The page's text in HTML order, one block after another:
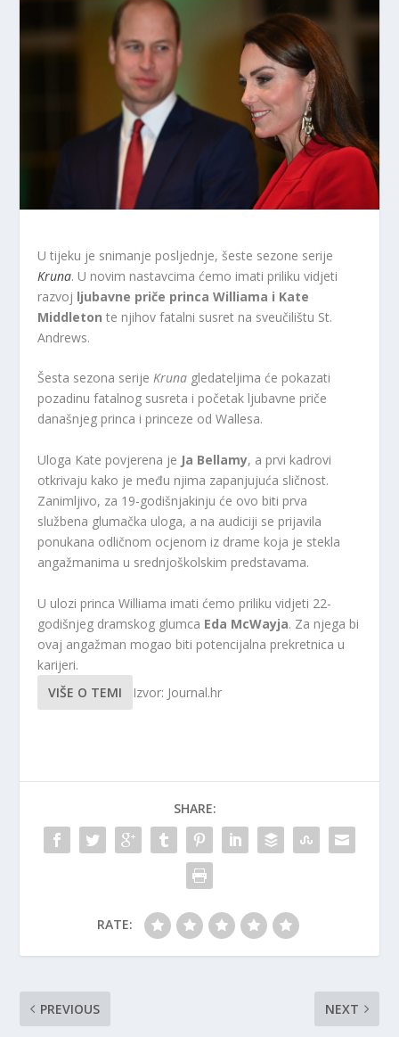
U tijeku je snimanje posljednje, šeste sezone serije
Kruna. U novim nastavcima ćemo imati priliku vidjeti
razvoj ljubavne priče princa Williama i Kate
Middleton te njihov fatalni susret na sveučilištu St.
Andrews.
Šesta sezona serije Kruna gledateljima će pokazati
pozadinu fatalnog susreta i početak ljubavne priče
današnjeg princa i princeze od Wallesa.
Uloga Kate povjerena je Ja Bellamy, a prvi kadrovi
otkrivaju kako je među njima zapanjujuća sličnost.
Zanimljivo, za 19-godišnjakinju će ovo biti prva
službena glumačka uloga, a na audiciji se prijavila
ponukana odličnom ocjenom iz drame koja je stekla
angažmanima u srednjoškolskim predstavama.
U ulozi princa Williama imati ćemo priliku vidjeti 22-
godišnjeg dramskog glumca Eda McWayja. Za njega bi
ovaj angažman mogao biti potencijalna prekretnica u
karijeri.
VIŠE O TEMI
Izvor: Journal.hr
SHARE:
RATE:
PREVIOUS NEXT